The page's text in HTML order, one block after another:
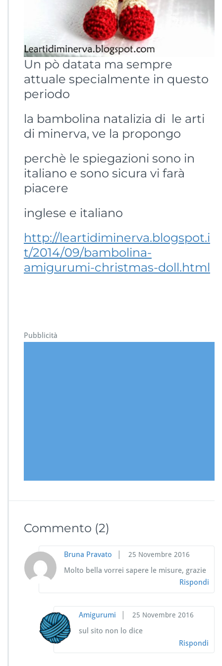
i
a
Un pò datata ma sempre
attuale specialmente in questo
periodo
la bambolina natalizia di le arti
di minerva, ve la propongo
perchè le spiegazioni sono in
italiano e sono sicura vi farà
piacere
inglese e italiano
http://leartidiminerva.blogspot.i
t/2014/09/bambolina-
amigurumi-christmas-doll.html
Pubblicità
Commento (2)
Bruna Pravato 25 Novembre 2016
Molto bella vorrei sapere le misure, grazie
Rispondi
Amigurumi 25 Novembre 2016
sul sito non lo dice
Rispondi